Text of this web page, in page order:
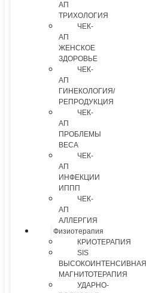
АП
ТРИХОЛОГИЯ
ЧЕК-
АП
ЖЕНСКОЕ
ЗДОРОВЬЕ
ЧЕК-
АП
ГИНЕКОЛОГИЯ/
РЕПРОДУКЦИЯ
ЧЕК-
АП
ПРОБЛЕМЫ
ВЕСА
ЧЕК-
АП
ИНФЕКЦИИ
ИППП
ЧЕК-
АП
АЛЛЕРГИЯ
Физиотерапия
КРИОТЕРАПИЯ
SIS
ВЫСОКОИНТЕНСИВНАЯ
МАГНИТОТЕРАПИЯ
УДАРНО-